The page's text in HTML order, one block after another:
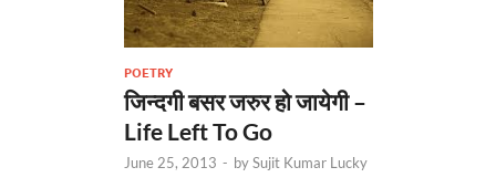
POETRY
जिन्दगी बसर जरुर हो जायेगी –
Life Left To Go
June 25, 2013 - bySujit Kumar Lucky